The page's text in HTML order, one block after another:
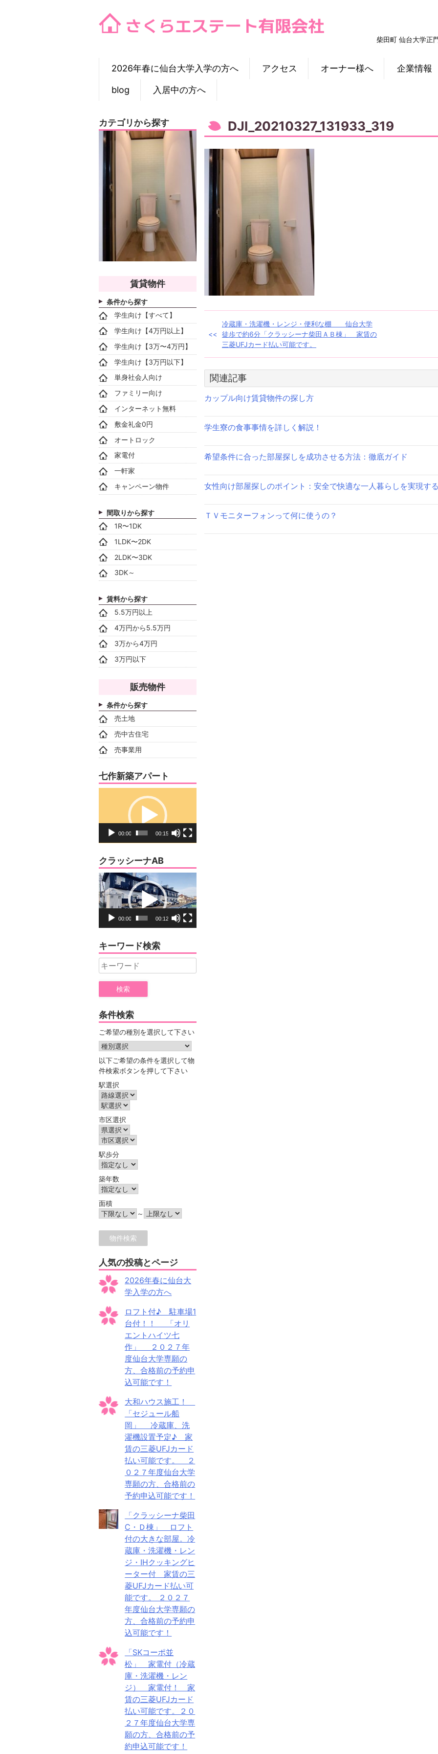
柴田町 仙台大学正
2026年春に仙台大学入学の方へ アクセス オーナー様へ 企業情報
blog 入居中の方へ
DJI_20210327_131933_319
ナ
ビ
ゲ
ー
シ
ョ
冷蔵庫・洗濯機・レンジ・便利な棚 仙台大学
徒歩で約6分「クラッシーナ柴田ＡＢ棟」 家賃の
三菱UFJカード払い可能です。
関連記事
カップル向け賃貸物件の探し方
学生寮の食事事情を詳しく解説！
希望条件に合った部屋探しを成功させる方法：徹底ガイド
女性向け部屋探しのポイント：安全で快適な一人暮らしを実現す
ＴＶモニターフォンって何に使うの？
カテゴリから探す
賃貸物件
条件から探す
学生向け【すべて】
学生向け【4万円以上】
学生向け【3万〜4万円】
学生向け【3万円以下】
単身社会人向け
ファミリー向け
インターネット無料
敷金礼金0円
オートロック
家電付
一軒家
キャンペーン物件
間取りから探す
1R〜1DK
1LDK〜2DK
2LDK〜3DK
3DK～
賃料から探す
5.5万円以上
4万円から5.5万円
3万から4万円
3万円以下
販売物件
条件から探す
売土地
売中古住宅
売事業用
七作新築アパート
ー
00:00 00:15
クラッシーナAB
動
画
プ
ー
00:00 00:12
キーワード検索
Search
for:
条件検索
ご希望の種別を選択して下さい
以下ご希望の条件を選択して物
件検索ボタンを押して下さい
駅選択
市区選択
駅歩分
築年数
面積
～
人気の投稿とページ
2026年春に仙台大
学入学の方へ
ロフト付♪ 駐車場1
台付！！ 「オリ
エントハイツ七
作」 ２０２７年
度仙台大学専願の
方、合格前の予約申
込可能です！
大和ハウス施工！
「セジュール船
岡」 冷蔵庫、洗
濯機設置予定♪ 家
賃の三菱UFJカード
払い可能です。 ２
０２７年度仙台大学
専願の方、合格前の
予約申込可能です！
「クラッシーナ柴田
C・Ｄ棟」 ロフト
付の大きな部屋。冷
蔵庫・洗濯機・レン
ジ・IHクッキングヒ
ーター付 家賃の三
菱UFJカード払い可
能です。 ２０２７
年度仙台大学専願の
方、合格前の予約申
込可能です！
「SKコーポ並
松」 家電付（冷蔵
庫・洗濯機・レン
ジ） 家電付！ 家
賃の三菱UFJカード
払い可能です。２０
２７年度仙台大学専
願の方、合格前の予
約申込可能です！